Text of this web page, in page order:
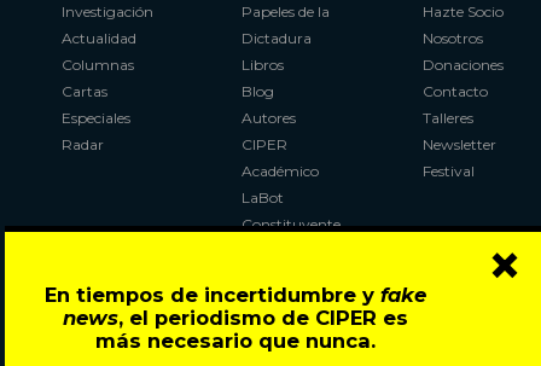
En tiempos de incertidumbre y fake
news, el periodismo de CIPER es
más necesario que nunca.
×
Investigación
Actualidad
Columnas
Cartas
Especiales
Radar
Papeles de la
Dictadura
Libros
Blog
Autores
CIPER
Académico
LaBot
Constituyente
Hazte Socio
Nosotros
Donaciones
Contacto
Talleres
Newsletter
Festival
Síguenos en: